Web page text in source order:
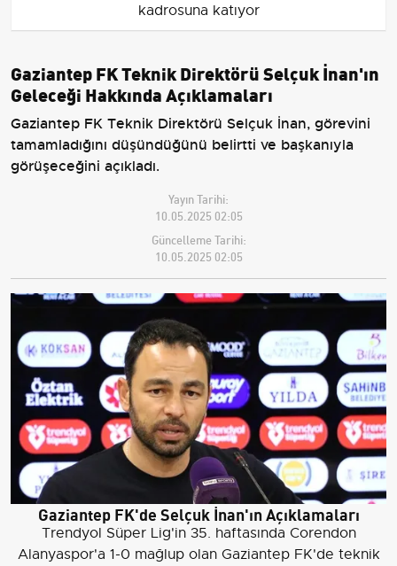
kadrosuna katıyor
Gaziantep FK Teknik Direktörü Selçuk İnan'ın
Geleceği Hakkında Açıklamaları
Gaziantep FK Teknik Direktörü Selçuk İnan, görevini
tamamladığını düşündüğünü belirtti ve başkanıyla
görüşeceğini açıkladı.
Yayın Tarihi:
10.05.2025 02:05
Güncelleme Tarihi:
10.05.2025 02:05
Gaziantep FK'de Selçuk İnan'ın Açıklamaları
Trendyol Süper Lig'in 35. haftasında Corendon
Alanyaspor'a 1-0 mağlup olan Gaziantep FK'de teknik